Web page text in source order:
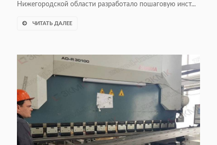
Нижегородской области разработало пошаговую инст...
ЧИТАТЬ ДАЛЕЕ